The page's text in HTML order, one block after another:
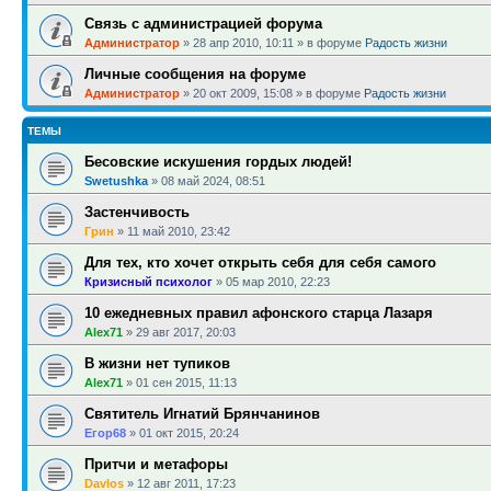
Связь с администрацией форума
Администратор » 28 апр 2010, 10:11 » в форуме Радость жизни
Личные сообщения на форуме
Администратор » 20 окт 2009, 15:08 » в форуме Радость жизни
ТЕМЫ
Бесовские искушения гордых людей!
Swetushka » 08 май 2024, 08:51
Застенчивость
Грин » 11 май 2010, 23:42
Для тех, кто хочет открыть себя для себя самого
Кризисный психолог » 05 мар 2010, 22:23
10 ежедневных правил афонского старца Лазаря
Alex71 » 29 авг 2017, 20:03
В жизни нет тупиков
Alex71 » 01 сен 2015, 11:13
Святитель Игнатий Брянчанинов
Егор68 » 01 окт 2015, 20:24
Притчи и метафоры
Davlos » 12 авг 2011, 17:23